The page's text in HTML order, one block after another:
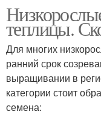
теплицы.
Для многих
ранний срок
выращивании в
категории стоит
семена: